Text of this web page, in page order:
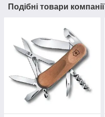
Подібні товари компанії